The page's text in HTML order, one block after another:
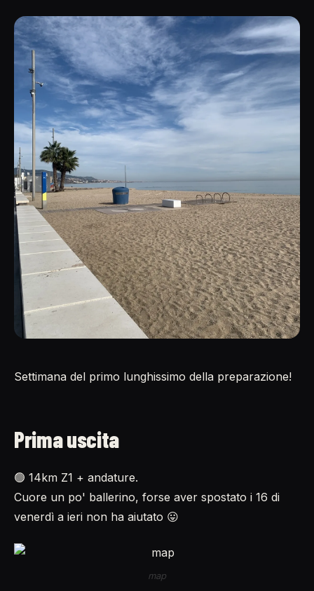
Settimana del primo lunghissimo della preparazione!
Prima uscita
🟢 14km Z1 + andature.
Cuore un po' ballerino, forse aver spostato i 16 di
venerdì a ieri non ha aiutato 😛
map